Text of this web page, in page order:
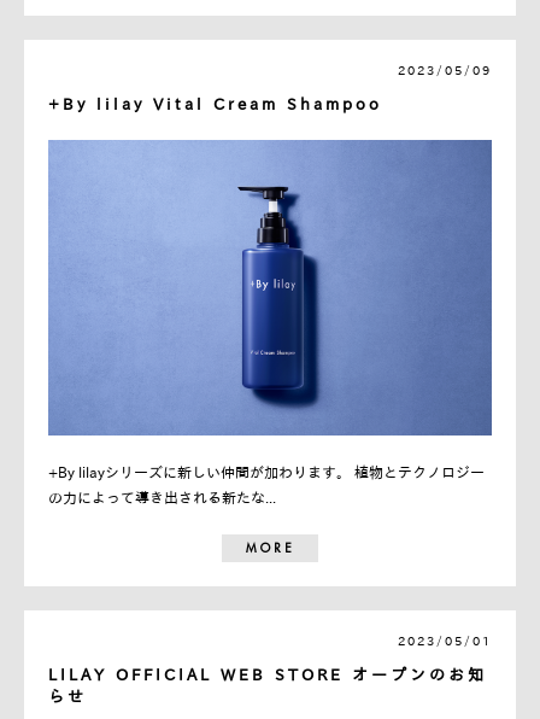
2023/05/09
+By lilay Vital Cream Shampoo
+By lilayシリーズに新しい仲間が加わります。 植物とテクノロジー
の力によって導き出される新たな...
MORE
2023/05/01
LILAY OFFICIAL WEB STORE オープンのお知
らせ